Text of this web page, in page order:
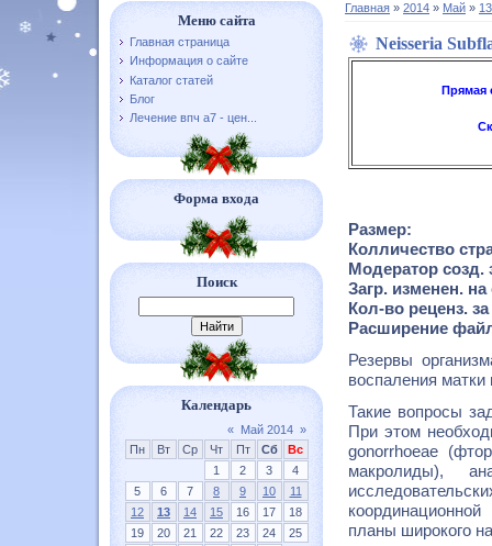
Меню сайта
Главная страница
Информация о сайте
Каталог статей
Блог
Лечение впч а7 - цен...
Форма входа
Поиск
Календарь
« Май 2014 »
Пн
Вт Ср Чт Пт Сб
Вс
1
2 3
4
5
6 7 8 9 10
11
12
13 14 15 16 17
18
19
20 21 22 23 24
25
Главная » 2014 » Май » 13
Neisseria
Прямая
Размер:
Колличество
Модератор созд.
Загр. изменен. на
Кол-во реценз.
Расширение
Резервы
воспаления матки
Такие вопросы
При этом
gonorrhoeae
макролиды),
планы широкого